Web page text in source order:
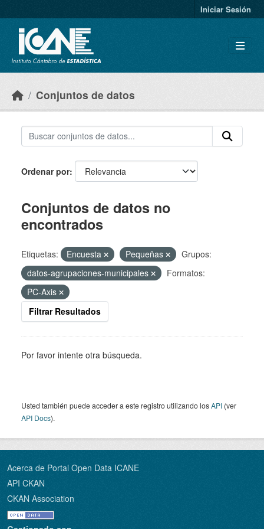
Iniciar Sesión
Conjuntos de datos
Ordenar por
Conjuntos de datos no
encontrados
Etiquetas: Encuesta Pequeñas
Grupos:
datos-agrupaciones-municipales
Formatos:
PC-Axis
Filtrar Resultados
Por favor intente otra búsqueda.
Usted también puede acceder a este registro utilizando losAPI (ver
API Docs).
Acerca de Portal Open Data ICANE
API CKAN
CKAN Association